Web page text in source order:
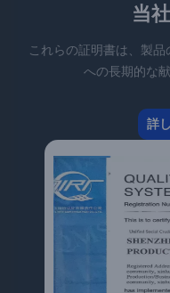
当
これらの証明書は、製
への長期的な
詳